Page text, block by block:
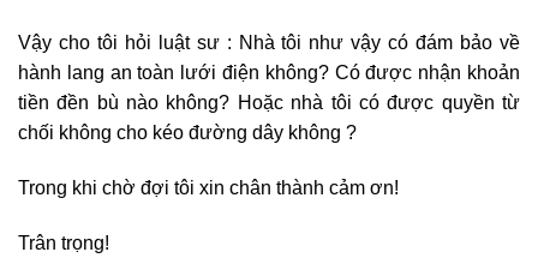
Vậy cho tôi hỏi luật sư : Nhà tôi như vậy có đám bảo về
hành lang an toàn lưới điện không? Có được nhận khoản
tiền đền bù nào không? Hoặc nhà tôi có được quyền từ
chối không cho kéo đường dây không ?
Trong khi chờ đợi tôi xin chân thành cảm ơn!
Trân trọng!